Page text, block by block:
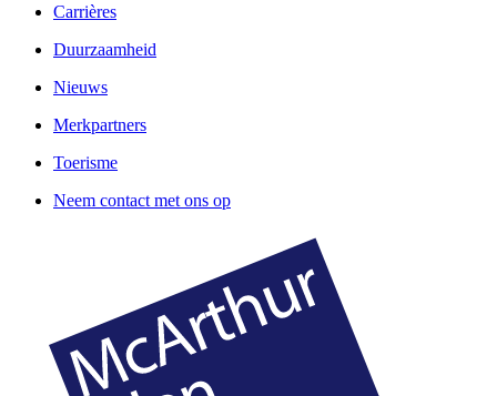
Carrières
Duurzaamheid
Nieuws
Merkpartners
Toerisme
Neem contact met ons op